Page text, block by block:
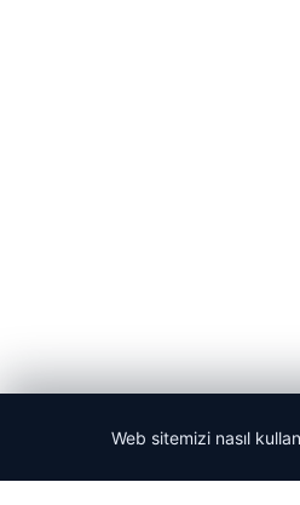
© 2026 Yerel Vakti –
Web sitemizi nasıl